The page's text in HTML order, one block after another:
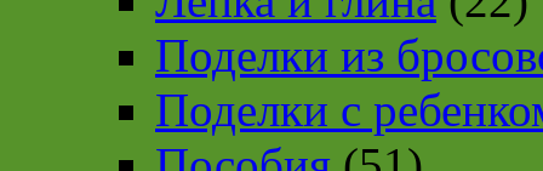
Поделки из
Поделки с